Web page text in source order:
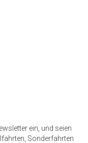
ein, und seien
Sonderfahrten